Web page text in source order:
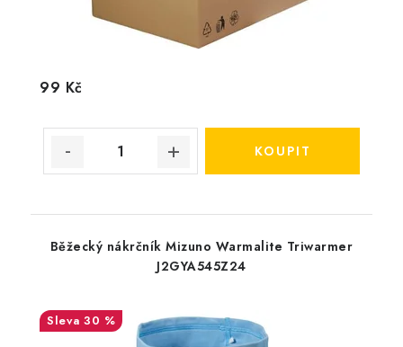
99 Kč
Běžecký nákrčník Mizuno Warmalite Triwarmer
J2GYA545Z24
30 %